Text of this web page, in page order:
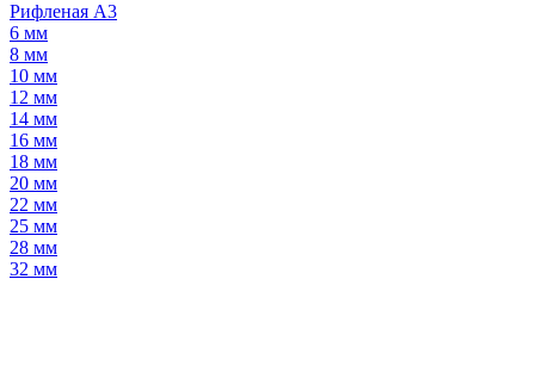
Рифленая А3
6 мм
8 мм
10 мм
12 мм
14 мм
16 мм
18 мм
20 мм
22 мм
25 мм
28 мм
32 мм